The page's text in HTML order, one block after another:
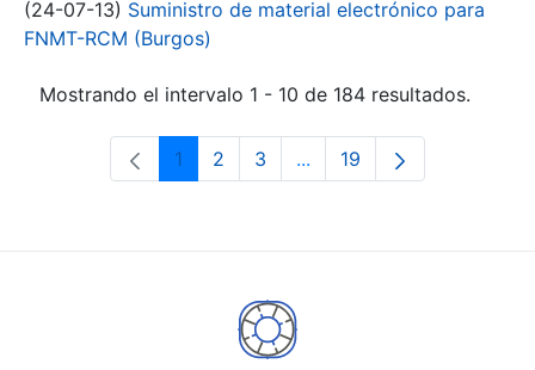
(24-07-13) Suministro de material electrónico para
FNMT-RCM (Burgos)
Mostrando el intervalo 1 - 10 de 184 resultados.
Página
1 Página
2 Página
3 ...Páginas intermedias Use
Página
19